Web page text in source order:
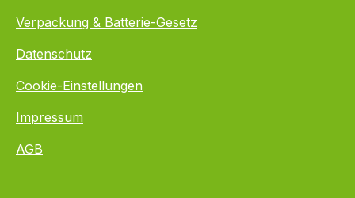
Verpackung & Batterie-Gesetz
Datenschutz
Cookie-Einstellungen
Impressum
AGB